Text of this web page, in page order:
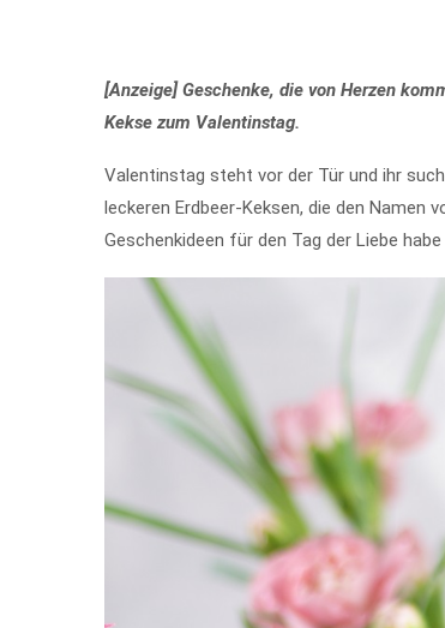
[Anzeige] Geschenke, die von Herzen
Kekse zum Valentinstag.
Valentinstag steht vor der Tür und ihr
leckeren Erdbeer-Keksen, die den Namen
Geschenkideen für den Tag der Liebe